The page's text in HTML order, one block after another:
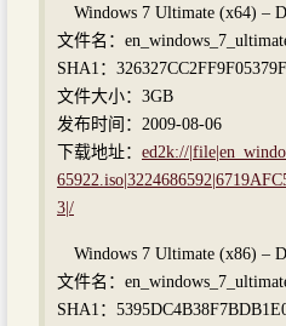
Windows 7 Ultimate (x64) –
文件名：
SHA1：
文件大小：3GB
发布时间：2009-08-06
下载地址： ed2k://
3|/
Windows 7 Ultimate (x86) –
文件名：
SHA1：